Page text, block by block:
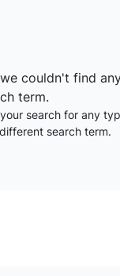
couldn't find
term.
search for any
search term.